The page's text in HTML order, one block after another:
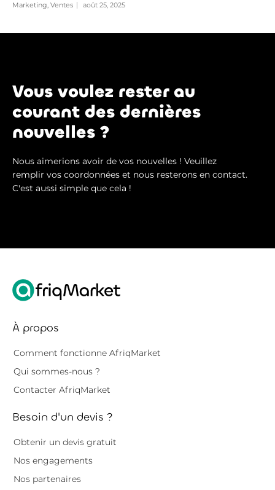
Marketing, Ventes août 25, 2025
Vous voulez rester au
courant des dernières
nouvelles ?
Nous aimerions avoir de vos nouvelles ! Veuillez
remplir vos coordonnées et nous resterons en contact.
C'est aussi simple que cela !
À propos
Comment fonctionne AfriqMarket
Qui sommes-nous ?
Contacter AfriqMarket
Besoin d'un devis ?
Obtenir un devis gratuit
Nos engagements
Nos partenaires